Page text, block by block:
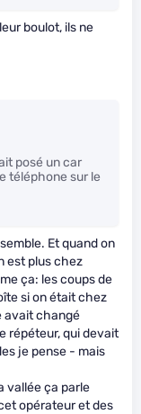
boulot, ils ne
posé un car
téléphone sur le
Et quand on
est plus chez
ça: les coups de
si on était chez
avait changé
répéteur, qui devait
je pense - mais
vallée ça parle
opérateur et des